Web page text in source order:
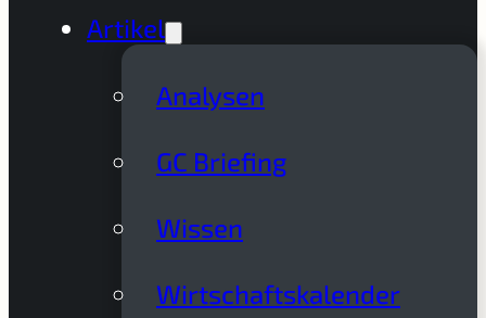
Artikel
Analysen
GC Briefing
Wissen
Wirtschaftskalender